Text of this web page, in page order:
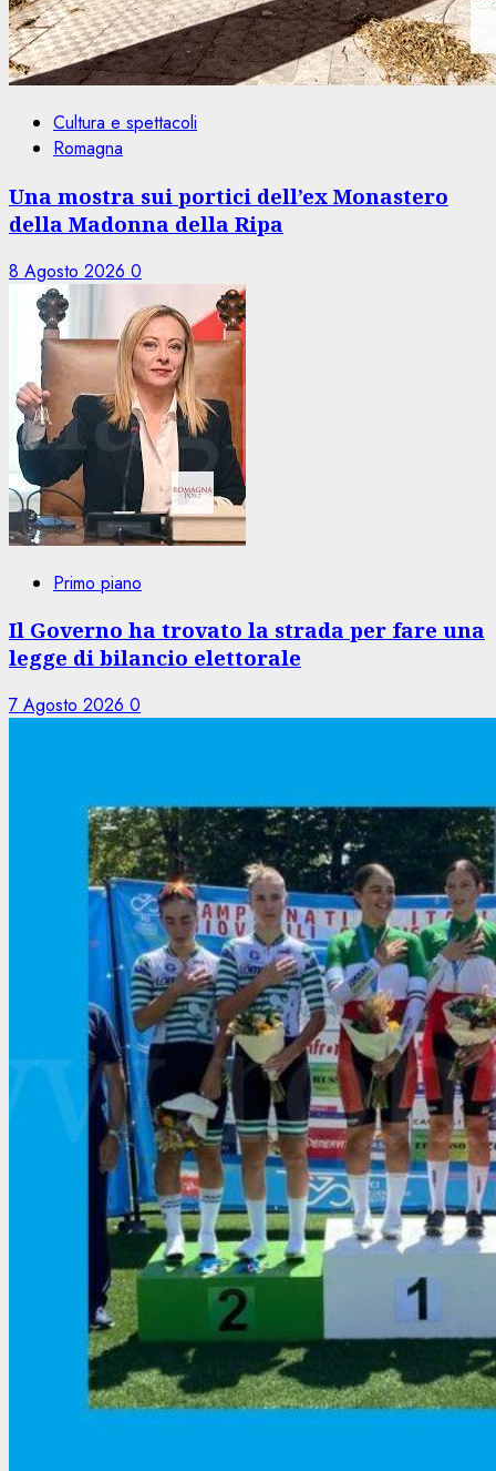
Cultura e spettacoli
Romagna
Una mostra sui portici dell’ex Monastero
della Madonna della Ripa
8 Agosto 2026 0
Primo piano
Il Governo ha trovato la strada per fare una
legge di bilancio elettorale
7 Agosto 2026 0